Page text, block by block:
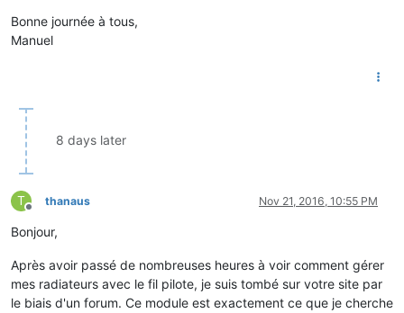
Bonne journée à tous,
Manuel
8 days later
T
Offline
thanaus Nov 21, 2016, 10:55 PM
Bonjour,
Après avoir passé de nombreuses heures à voir comment gérer
mes radiateurs avec le fil pilote, je suis tombé sur votre site par
le biais d'un forum. Ce module est exactement ce que je cherche